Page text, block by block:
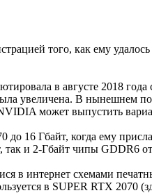
того, как ему
в августе 2018
увеличена. В нынешнем
может выпустить
до 16 Гбайт, когда ему
и 2-Гбайт чипы GDDR6
в интернет схемами
в SUPER RTX 2070